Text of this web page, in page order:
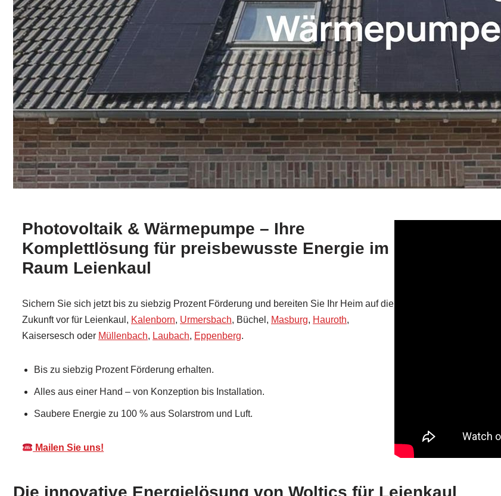
Photovoltaik & Wärmepumpe – Ihre
Komplettlösung für preisbewusste Energie im
Raum Leienkaul
Sichern Sie sich jetzt bis zu siebzig Prozent Förderung und bereiten Sie Ihr Heim auf die
Zukunft vor für Leienkaul, Kalenborn, Urmersbach, Büchel, Masburg, Hauroth,
Kaisersesch oder Müllenbach, Laubach, Eppenberg.
Bis zu siebzig Prozent Förderung erhalten.
Alles aus einer Hand – von Konzeption bis Installation.
Saubere Energie zu 100 % aus Solarstrom und Luft.
Mailen Sie uns!
Die innovative Energielösung von Woltics für Leienkaul